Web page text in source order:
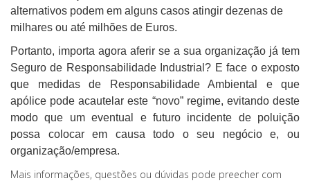
alternativos podem em alguns casos atingir dezenas de
milhares ou até milhões de Euros.
Portanto, importa agora aferir se a sua organização já tem
Seguro de Responsabilidade Industrial? E face o exposto
que medidas de Responsabilidade Ambiental e que
apólice pode acautelar este “novo” regime, evitando deste
modo que um eventual e futuro incidente de poluição
possa colocar em causa todo o seu negócio e, ou
organização/empresa.
Mais informações, questões ou dúvidas pode preecher com